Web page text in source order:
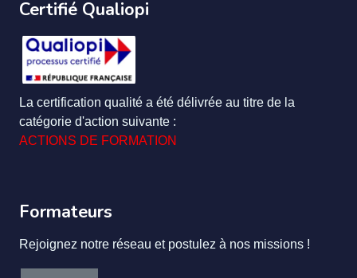
Certifié Qualiopi
La certification qualité a été délivrée au titre de la
catégorie d'action suivante :
ACTIONS DE FORMATION
Formateurs
Rejoignez notre réseau et postulez à nos missions !